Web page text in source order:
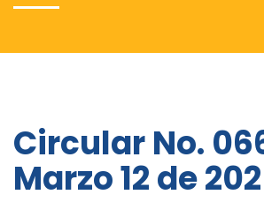
Circular No.
Marzo 12 de